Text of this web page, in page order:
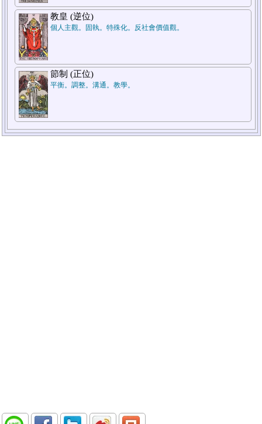
1 2
教皇 (逆位)
個人主觀。固執。特殊化。反社會價值觀。
節制 (正位)
平衡。調整。溝通。教學。